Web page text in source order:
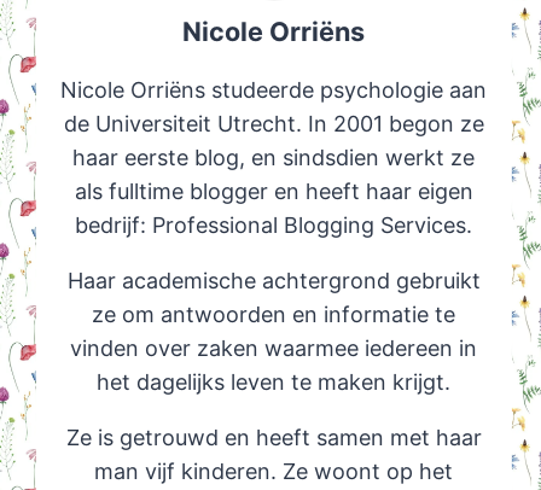
Nicole Orriëns
Nicole Orriëns studeerde psychologie aan
de Universiteit Utrecht. In 2001 begon ze
haar eerste blog, en sindsdien werkt ze
als fulltime blogger en heeft haar eigen
bedrijf: Professional Blogging Services.
Haar academische achtergrond gebruikt
ze om antwoorden en informatie te
vinden over zaken waarmee iedereen in
het dagelijks leven te maken krijgt.
Ze is getrouwd en heeft samen met haar
man vijf kinderen. Ze woont op het